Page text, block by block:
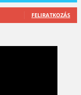
FELIRATKOZÁS